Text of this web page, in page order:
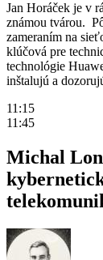
Jan Horáček je v
známou tvárou.
zameraním na
klúčová pre
technológie
inštalujú a
11:15
11:45
Michal